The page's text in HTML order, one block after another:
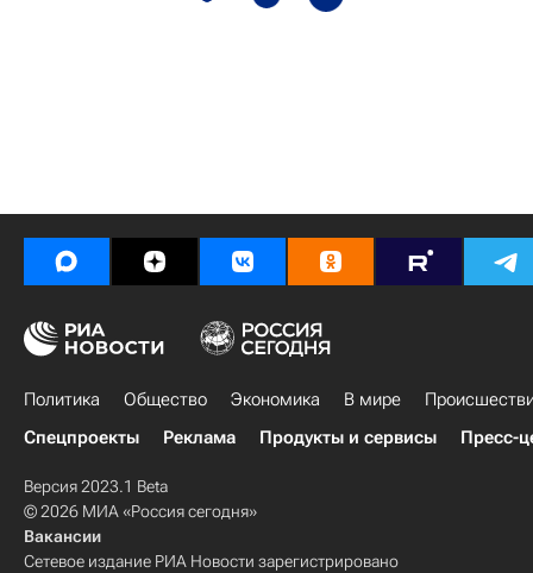
Политика Общество Экономика В мире
Спецпроекты
Реклама Продукты и сервисы Пресс-
Версия 2023.1 Beta
© 2026 МИА «Россия сегодня»
Вакансии
Сетевое издание РИА Новости зарегистрировано